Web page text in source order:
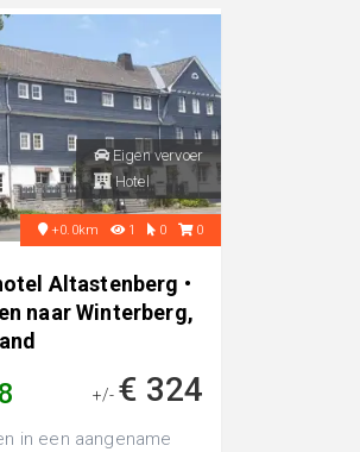
Eigen vervoer
Hotel
+0.0km 1 0 0
Altastenberg •
naar Winterberg,
+/- € 324
in een aangename